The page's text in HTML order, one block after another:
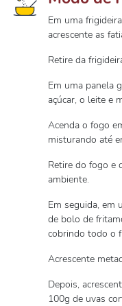
Em uma
acrescente as
Retire da
Em uma panela
açúcar, o leite e
Acenda o fogo
misturando até
Retire do fogo e
ambiente.
Em seguida, em
de bolo de
cobrindo todo o
Acrescente
Depois,
100g de uvas